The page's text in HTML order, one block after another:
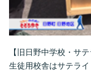
【旧日野中学校・サ
生徒用校舎はサテライ